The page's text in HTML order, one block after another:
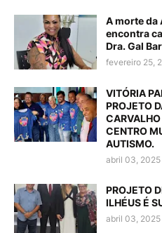
A morte da
encontra
Dra. Gal
fevereiro 25,
VITÓRIA
PROJETO
CENTRO
AUTISMO.
abril 03, 2025
PROJETO
ILHÉUS É
abril 03, 2025